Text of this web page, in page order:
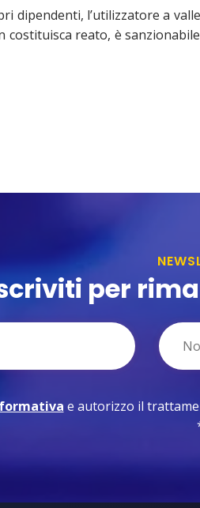
dipendenti, l’utilizzatore a
reato, è sanzionabile
per
e autorizzo il